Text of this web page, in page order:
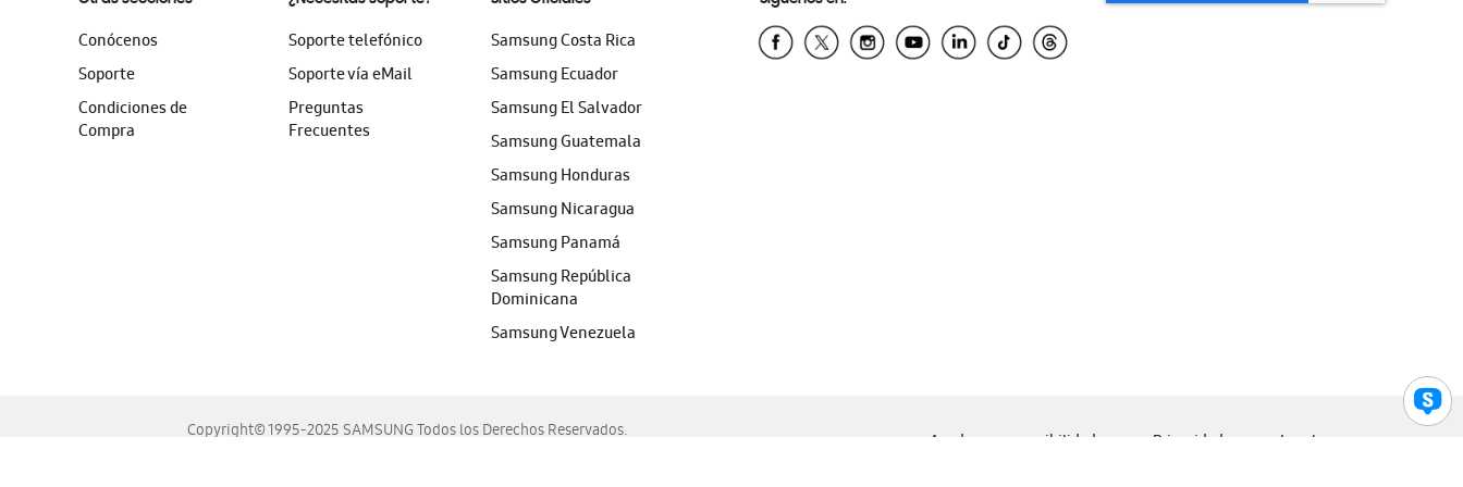
Conócenos
Soporte
Condiciones de
Compra
Soporte telefónico
Soporte vía eMail
Preguntas
Frecuentes
Samsung Costa Rica
Samsung Ecuador
Samsung El Salvador
Samsung Guatemala
Samsung Honduras
Samsung Nicaragua
Samsung Panamá
Samsung República
Dominicana
Samsung Venezuela
Copyright© 1995-2025 SAMSUNG Todos los Derechos Reservados.
Ayuda para accesibilidad Privacidad Legal